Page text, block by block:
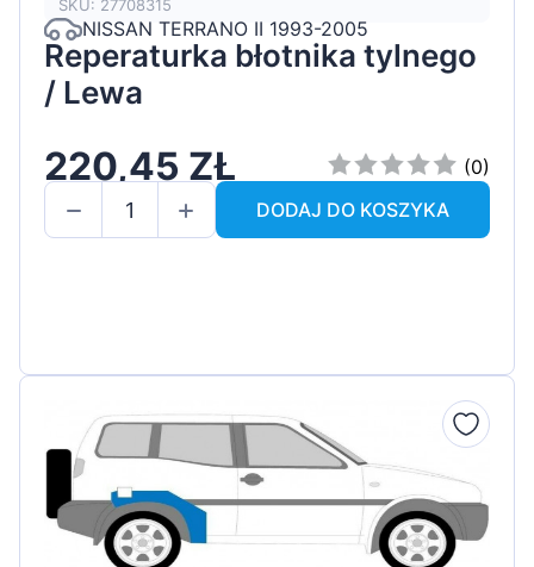
SKU: 27708315
NISSAN TERRANO II 1993-2005
Reperaturka błotnika tylnego
/ Lewa
220,45 ZŁ
(0)
DODAJ DO KOSZYKA